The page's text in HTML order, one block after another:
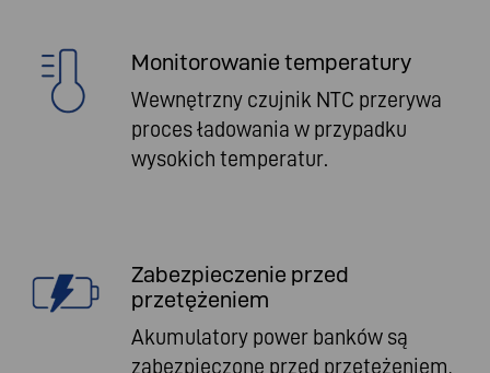
Monitorowanie temperatury
Wewnętrzny czujnik NTC przerywa
proces ładowania w przypadku
wysokich temperatur.
Zabezpieczenie przed
przetężeniem
Akumulatory power banków są
zabezpieczone przed przetężeniem,